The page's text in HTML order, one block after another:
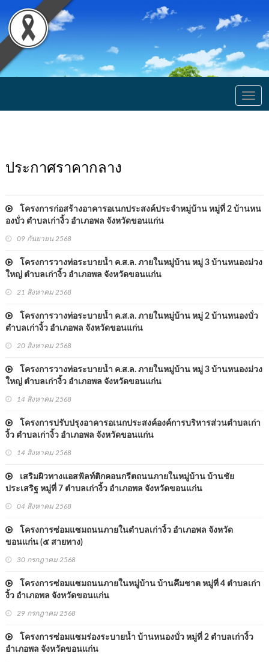
ประกาศราคากลาง
โครงการก่อสร้างอาคารอเนกประสงค์ประจำหมู่บ้าน หมู่ที่ 2 บ้านหน
องบั่ว ตำบลเก่างิ้ว อำเภอพล จังหวัดขอนแก่น
09 กันยายน 2568
โครงการวางท่อระบายน้ำ ค.ส.ล. ภายในหมู่บ้าน หมู่ 3 บ้านหนองม่วง
ใหญ่ ตำบลเก่างิ้ว อำเภอพล จังหวัดขอนแก่น
21 สิงหาคม 2568
โครงการวางท่อระบายน้ำ ค.ส.ล. ภายในหมู่บ้าน หมู่ 2 บ้านหนองบั่ว
ตำบลเก่างิ้ว อำเภอพล จังหวัดขอนแก่น
20 สิงหาคม 2568
โครงการวางท่อระบายน้ำ ค.ส.ล. ภายในหมู่บ้าน หมู่ 3 บ้านหนองม่วง
ใหญ่ ตำบลเก่างิ้ว อำเภอพล จังหวัดขอนแก่น
14 สิงหาคม 2568
โครงการปรับปรุงอาคารอเนกประสงค์องค์การบริหารส่วนตำบลเก่า
งิ้ว ตำบลเก่างิ้ว อำเภอพล จังหวัดขอนแก่น
14 สิงหาคม 2568
เสริมผิวทางแอสฟัลท์ติกคอนกรีตถนนภายในหมู่บ้าน บ้านชัย
ประเสริฐ หมู่ที่ 7 ตำบลเก่างิ้ว อำเภอพล จังหวัดขอนแก่น
04 สิงหาคม 2568
โครงการซ่อมแซมถนนภายในตำบลเก่างิ้ว อำเภอพล จังหวัด
ขอนแก่น (๕ สายทาง)
30 กรกฎาคม 2568
โครงการซ่อมแซมถนนภายในหมู่บ้าน บ้านคึมชาต หมู่ที่ 4 ตำบลเก่า
งิ้ว อำเภอพล จังหวัดขอนแก่น
29 กรกฎาคม 2568
โครงการซ่อมแซมร่องระบายน้ำ บ้านหนองบั่ว หมู่ที่ 2 ตำบลเก่างิ้ว
อำเภอพล จังหวัดขอนแก่น